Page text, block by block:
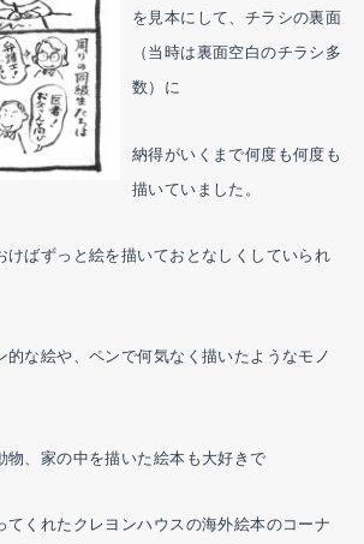
を見本にして、チラシの裏面
（当時は裏面空白のチラシ多
数）に
納得がいくまで何度も何度も
描いていました。
けばずっと絵を描いておとなしくしていられ
的な絵や、ペンで何気なく描いたようなモノ
物、家の中を描いた絵本も大好きで
てくれたクレヨンハウスの海外絵本のコーナ